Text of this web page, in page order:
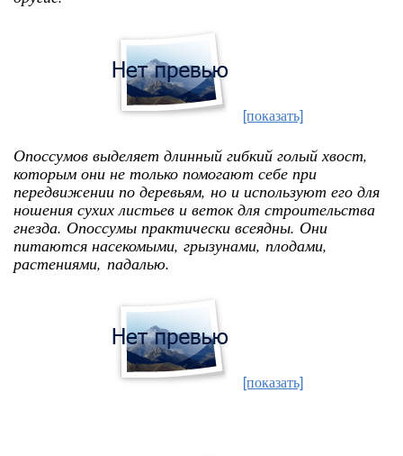
[показать]
Опоссумов выделяет длинный гибкий голый хвост,
которым они не только помогают себе при
передвижении по деревьям, но и используют его для
ношения сухих листьев и веток для строительства
гнезда. Опоссумы практически всеядны. Они
питаются насекомыми, грызунами, плодами,
растениями, падалью.
[показать]